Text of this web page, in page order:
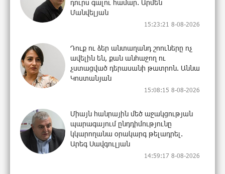
դուրս գալու համար. Արմեն
Մանվելյան
15:23:21 8-08-2026
Դուք ու ձեր անտաղանդ շոուները ոչ
ավելին են, քան անհաջող ու
չստացված դերասանի թատրոն. Աննա
Կոստանյան
15:08:15 8-08-2026
Միայն հանրային մեծ աջակցության
պարագայում ընդդիմությունը
կկարողանա օրակարգ թելադրել.
Արեգ Սավգուլյան
14:59:17 8-08-2026